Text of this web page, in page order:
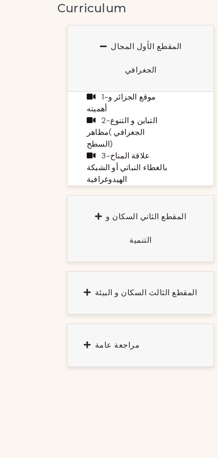
Curriculum
المقطع الأول المجال
الجغرافي
1-موقع الجزائر و
أهميته
2-التباين و التنوع
الجغرافي )مظاهر
السطح)
3-علاقة المناخ
بالغطاء النباتي أو الشبكة
الهيدوغرافية
المقطع الثاني السكان و
التنمية
المقطع الثالث السكان و البيئة
مراجعة عامة